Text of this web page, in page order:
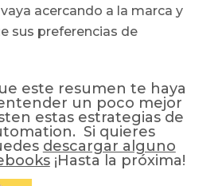
acercando a la marca y
sus preferencias de
este resumen te haya
un poco mejor
estas estrategias de
Si quieres
descargar alguno
¡Hasta la próxima!